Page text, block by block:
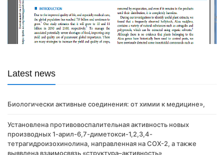
Latest news
Биологически активные соединения: от химии к медицине»,
Установлена противовоспалительная активность новых
производных 1-арил-6,7-диметокси-1,2,3,4-
тетрагидроизохинолина, направленная на COX-2, а также
выявлена взаимосвязь «структура–активность»